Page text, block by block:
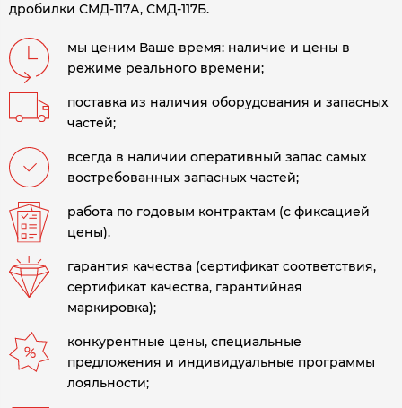
дробилки СМД-117А, СМД-117Б.
мы ценим Ваше время: наличие и цены в
режиме реального времени;
поставка из наличия оборудования и запасных
частей;
всегда в наличии оперативный запас самых
востребованных запасных частей;
работа по годовым контрактам (с фиксацией
цены).
гарантия качества (сертификат соответствия,
сертификат качества, гарантийная
маркировка);
конкурентные цены, специальные
предложения и индивидуальные программы
лояльности;